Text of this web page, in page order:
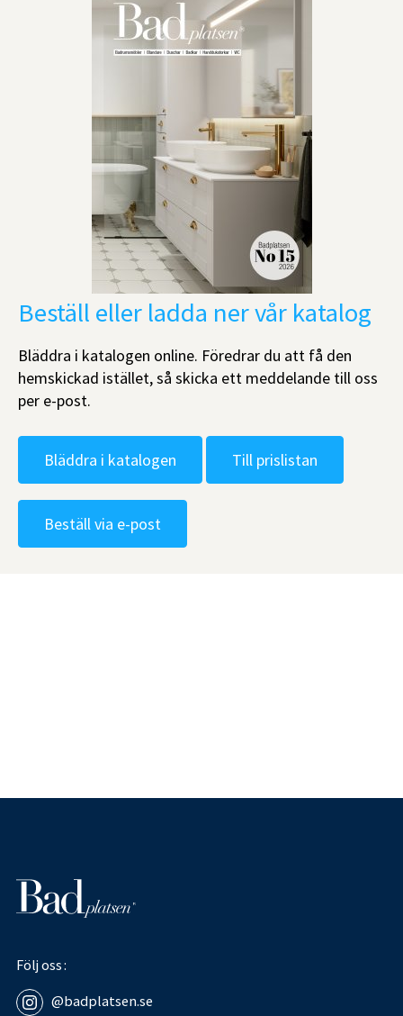
Beställ eller ladda ner vår katalog
Bläddra i katalogen online. Föredrar du att få den
hemskickad istället, så skicka ett meddelande till oss
per e-post.
Bläddra i katalogen Till prislistan
Beställ via e-post
Följ oss
@badplatsen.se